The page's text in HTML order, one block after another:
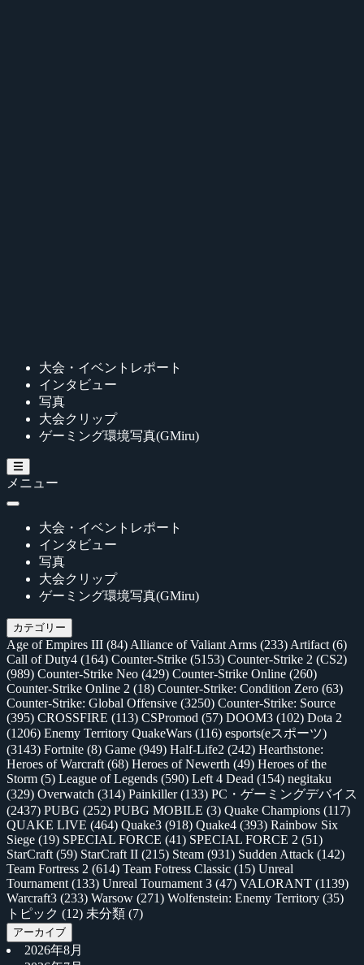
大会・イベントレポート
インタビュー
写真
大会クリップ
ゲーミング環境写真(GMiru)
メニュー
大会・イベントレポート
インタビュー
写真
大会クリップ
ゲーミング環境写真(GMiru)
カテゴリー
Age of Empires III (84) Alliance of Valiant Arms (233) Artifact (6)
Call of Duty4 (164) Counter-Strike (5153) Counter-Strike 2 (CS2)
(989) Counter-Strike Neo (429) Counter-Strike Online (260)
Counter-Strike Online 2 (18) Counter-Strike: Condition Zero (63)
Counter-Strike: Global Offensive (3250) Counter-Strike: Source
(395) CROSSFIRE (113) CSPromod (57) DOOM3 (102) Dota 2
(1206) Enemy Territory QuakeWars (116) esports(eスポーツ)
(3143) Fortnite (8) Game (949) Half-Life2 (242) Hearthstone:
Heroes of Warcraft (68) Heroes of Newerth (49) Heroes of the
Storm (5) League of Legends (590) Left 4 Dead (154) negitaku
(329) Overwatch (314) Painkiller(133) PC・ゲーミングデバイス
(2437) PUBG (252) PUBG MOBILE (3) Quake Champions (117)
QUAKE LIVE (464) Quake3 (918) Quake4 (393) Rainbow Six
Siege (19) SPECIAL FORCE (41) SPECIAL FORCE 2 (51)
StarCraft (59) StarCraft II (215) Steam (931) Sudden Attack (142)
Team Fortress 2 (614) Team Fotress Classic (15) Unreal
Tournament (133) Unreal Tournament 3 (47) VALORANT (1139)
Warcraft3 (233) Warsow (271) Wolfenstein: Enemy Territory (35)
トピック (12) 未分類 (7)
アーカイブ
2026年8月